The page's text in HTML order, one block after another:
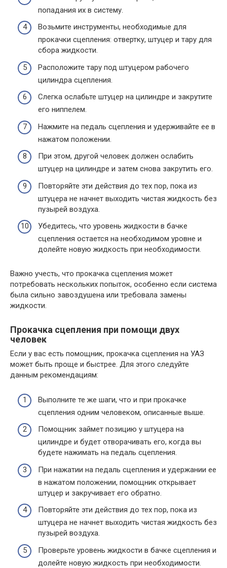
попадания их в систему.
Возьмите инструменты, необходимые для
прокачки сцепления: отвертку, штуцер и тару для
сбора жидкости.
Расположите тару под штуцером рабочего
цилиндра сцепления.
Слегка ослабьте штуцер на цилиндре и закрутите
его ниппелем.
Нажмите на педаль сцепления и удерживайте ее в
нажатом положении.
При этом, другой человек должен ослабить
штуцер на цилиндре и затем снова закрутить его.
Повторяйте эти действия до тех пор, пока из
штуцера не начнет выходить чистая жидкость без
пузырей воздуха.
Убедитесь, что уровень жидкости в бачке
сцепления остается на необходимом уровне и
долейте новую жидкость при необходимости.
Важно учесть, что прокачка сцепления может
потребовать нескольких попыток, особенно если система
была сильно завоздушена или требовала замены
жидкости.
Прокачка сцепления при помощи двух
человек
Если у вас есть помощник, прокачка сцепления на УАЗ
может быть проще и быстрее. Для этого следуйте
данным рекомендациям:
Выполните те же шаги, что и при прокачке
сцепления одним человеком, описанные выше.
Помощник займет позицию у штуцера на
цилиндре и будет отворачивать его, когда вы
будете нажимать на педаль сцепления.
При нажатии на педаль сцепления и удержании ее
в нажатом положении, помощник открывает
штуцер и закручивает его обратно.
Повторяйте эти действия до тех пор, пока из
штуцера не начнет выходить чистая жидкость без
пузырей воздуха.
Проверьте уровень жидкости в бачке сцепления и
долейте новую жидкость при необходимости.